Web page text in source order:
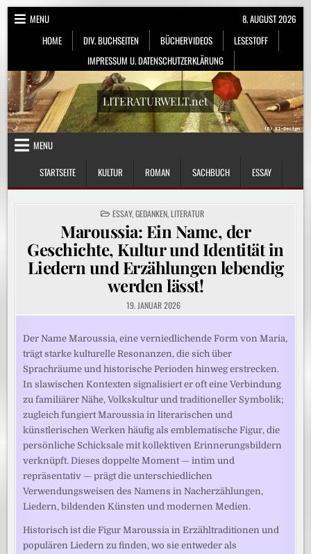
Skip
MENU
HOME
DIV. BUCHSEITEN BÜCHERVIDEOS
LESESTOFF
IMPRESSUM U. DATENSCHUTZERKLÄRUNG
8. AUGUST 2026
LITERATURWELT.net
MENU
STARTSEITE
KULTUR ROMAN SACHBUCH ESSAY
POSTED
IN
ESSAY,GEDANKEN,LITERATUR
Maroussia: Ein Name, der
Geschichte, Kultur und Identität in
Liedern und Erzählungen lebendig
werden lässt!
19. JANUAR 2026
Der Name Maroussia, eine verniedlichende Form von Maria,
trägt starke kulturelle Resonanzen, die sich über
Sprachräume und historische Perioden hinweg erstrecken.
In slawischen Kontexten signalisiert er oft eine Verbindung
zu familiärer Nähe, Volkskultur und traditioneller Symbolik;
zugleich fungiert Maroussia in literarischen und
künstlerischen Werken häufig als emblematische Figur, die
persönliche Schicksale mit kollektiven Erinnerungsbildern
verknüpft. Dieses doppelte Moment — intim und
repräsentativ — prägt die unterschiedlichen
Verwendungsweisen des Namens in Nacherzählungen,
Liedern, bildenden Künsten und modernen Medien.
Historisch ist die Figur Maroussia in Erzähltraditionen und
populären Liedern zu finden, wo sie entweder als